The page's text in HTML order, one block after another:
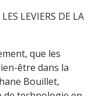
LEVIERS DE LA
que les
être dans la
Bouillet,